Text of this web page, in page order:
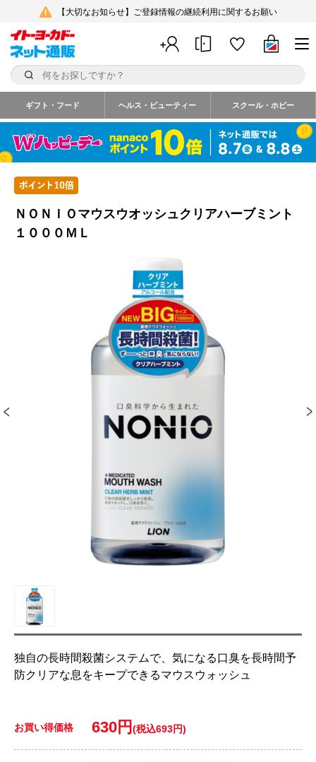
【大切なお知らせ】ご登録情報の継続利用に関するお願い
ギフト・フード ヘルス・ビューティー スクール・ホビー
ＮＯＮＩＯマウスウオッシュクリアハーブミント
１０００ＭＬ
独自の長時間殺菌システムで、気になる口臭を長時間予
防クリアな息をキープできるマウスウォッシュ
お買い得価格 630円 (税込693円)